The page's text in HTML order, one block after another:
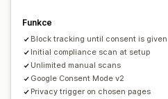
Generátor zásad
Regulace
APA-NZPA
APPI CCPA
GDPR LGPD PDPA PIPEDA
Omezení stránek
Více jazyků Zapamatovat si mě
Funkce
Block tracking until consent is given
Initial compliance scan at setup
Unlimited manual scans
Google Consent Mode v2
Privacy trigger on chosen pages